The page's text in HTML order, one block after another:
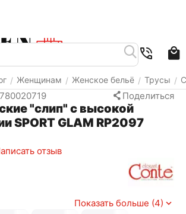
/ Женщинам / Женское бельё / Трусы /
Поделиться
"слип" с высокой
SPORT GLAM RP2097
отзыв
Показать больше (4)